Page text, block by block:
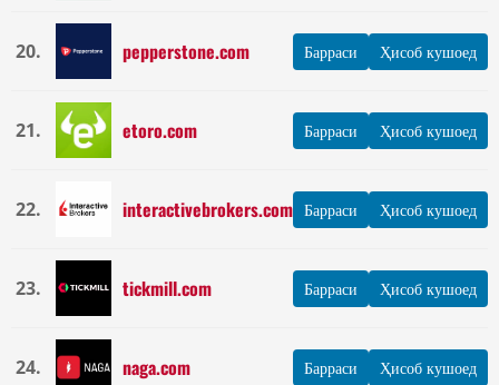
20. pepperstone.com Барраси Ҳисоб кушоед
21. etoro.com Барраси Ҳисоб кушоед
22. interactivebrokers.com Барраси Ҳисоб кушоед
23. tickmill.com Барраси Ҳисоб кушоед
24. naga.com Барраси Ҳисоб кушоед